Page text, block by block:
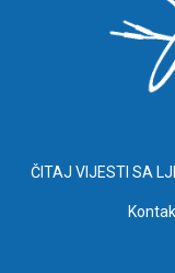
ČITAJ VIJESTI SA